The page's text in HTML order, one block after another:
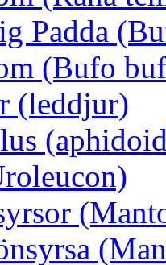
Padda
(Bufo
(leddjur)